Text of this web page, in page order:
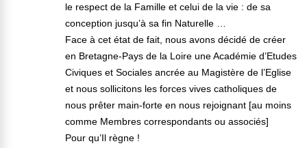
le respect de la Famille et celui de la vie : de sa
conception jusqu’à sa fin Naturelle …
Face à cet état de fait, nous avons décidé de créer
en Bretagne-Pays de la Loire une Académie d’Etudes
Civiques et Sociales ancrée au Magistère de l’Eglise
et nous sollicitons les forces vives catholiques de
nous prêter main-forte en nous rejoignant [au moins
comme Membres correspondants ou associés]
Pour qu’Il règne !